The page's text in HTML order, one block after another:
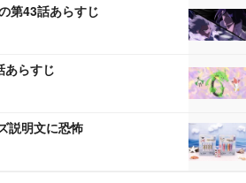
第43話あらすじ
あらすじ
説明文に恐怖